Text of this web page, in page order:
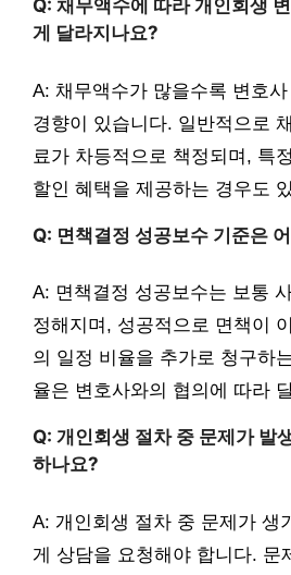
Q: 채무액수에 따라 개인회생
게 달라지나요?
A: 채무액수가 많을수록 변호
경향이 있습니다. 일반적으로
료가 차등적으로 책정되며, 특
할인 혜택을 제공하는 경우도
Q: 면책결정 성공보수 기준은
A: 면책결정 성공보수는 보통
정해지며, 성공적으로 면책이
의 일정 비율을 추가로 청구하
율은 변호사와의 협의에 따라
Q: 개인회생 절차 중 문제가 발
하나요?
A: 개인회생 절차 중 문제가 생
게 상담을 요청해야 합니다. 문